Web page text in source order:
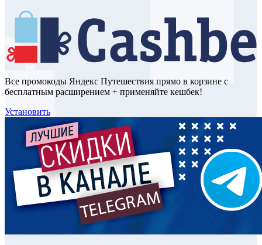
Все промокоды Яндекс Путешествия прямо в корзине с
бесплатным расширением + применяйте кешбек!
Установить